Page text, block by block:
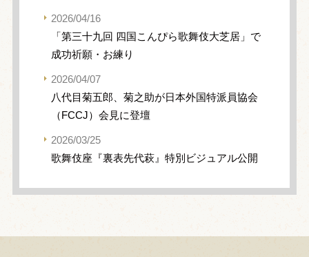
2026/04/16
「第三十九回 四国こんぴら歌舞伎大芝居」で
成功祈願・お練り
2026/04/07
八代目菊五郎、菊之助が日本外国特派員協会
（FCCJ）会見に登壇
2026/03/25
歌舞伎座『裏表先代萩』特別ビジュアル公開